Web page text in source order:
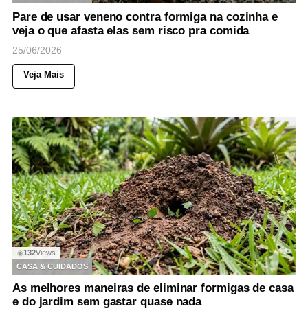
Pare de usar veneno contra formiga na cozinha e
veja o que afasta elas sem risco pra comida
25/06/2026
Veja Mais
◉132Views
CASA & CUIDADOS
As melhores maneiras de eliminar formigas de casa
e do jardim sem gastar quase nada